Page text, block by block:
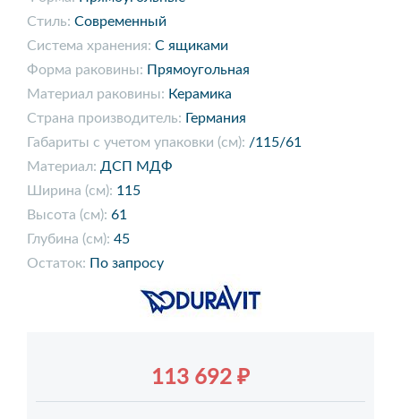
Стиль: Современный
Система хранения: С ящиками
Форма раковины: Прямоугольная
Материал раковины: Керамика
Страна производитель: Германия
Габариты с учетом упаковки (см): /115/61
Материал: ДСП МДФ
Ширина (см): 115
Высота (см): 61
Глубина (см): 45
Остаток: По запросу
113 692 ₽